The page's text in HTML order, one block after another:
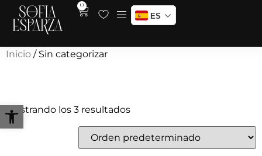
Abrir barra de herramientas
0
ES
Inicio / Sin categorizar
Mostrando los 3 resultados